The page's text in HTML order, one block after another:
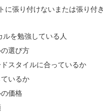
に張り付けないまたは張り付
ルを勉強している人
選び方
スタイルに合っているか
いるか
価格